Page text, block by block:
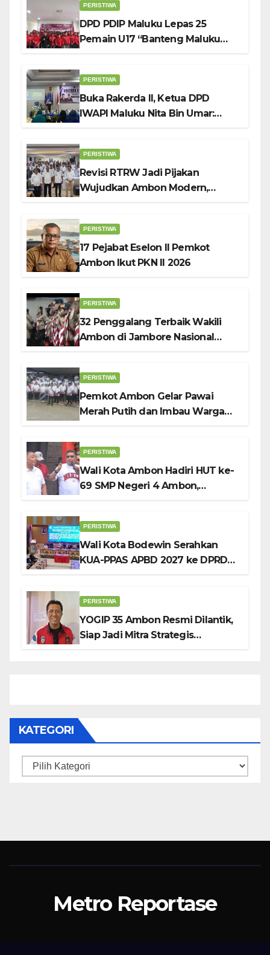
PERISTIWA
DPD PDIP Maluku Lepas 25
Pemain U17 “Banteng Maluku
PERISTIWA
Buka Rakerda II, Ketua DPD
IWAPI Maluku Nita Bin Umar:
PERISTIWA
Revisi RTRW Jadi Pijakan
Wujudkan Ambon Modern,
PERISTIWA
17 Pejabat Eselon II Pemkot
Ambon Ikut PKN II 2026
PERISTIWA
32 Penggalang Terbaik Wakili
Ambon di Jambore Nasional
PERISTIWA
Pemkot Ambon Gelar Pawai
Merah Putih dan Imbau Warga
PERISTIWA
Wali Kota Ambon Hadiri HUT ke-
69 SMP Negeri 4 Ambon,
PERISTIWA
Wali Kota Bodewin Serahkan
KUA-PPAS APBD 2027 ke DPRD
PERISTIWA
YOGIP 35 Ambon Resmi Dilantik,
Siap Jadi Mitra Strategis
KATEGORI
Kategori
Metro Reportase